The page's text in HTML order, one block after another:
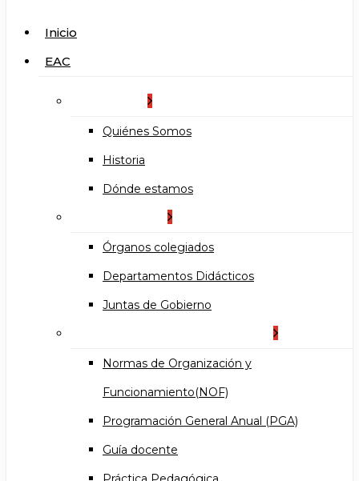
search
Menu
Inicio
EAC
Quiénes Somos
Historia
Dónde estamos
Órganos colegiados
Departamentos Didácticos
Juntas de Gobierno
Normas de Organización y
Funcionamiento(NOF)
Programación General Anual (PGA)
Guía docente